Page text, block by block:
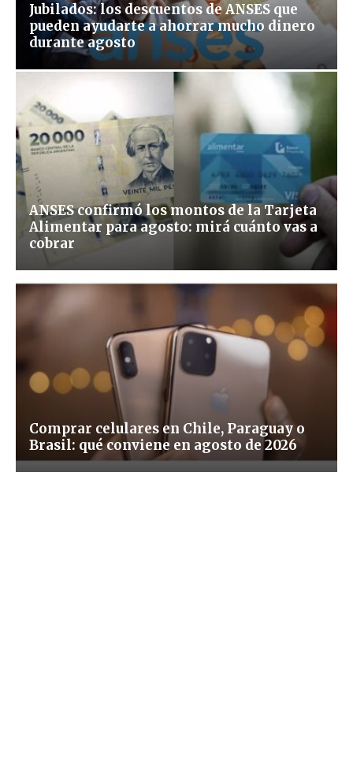
Jubilados: los descuentos de ANSES que
pueden ayudarte a ahorrar mucho dinero
durante agosto
ANSES confirmó los montos de la Tarjeta
Alimentar para agosto: mirá cuánto vas a
cobrar
Comprar celulares en Chile, Paraguay o
Brasil: qué conviene en agosto de 2026